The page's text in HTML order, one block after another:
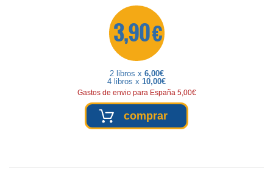
3,90 €
2 libros x 6,00€
4 libros x 10,00€
Gastos de envio para España 5,00€
comprar